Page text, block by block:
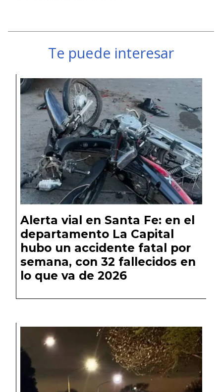
Te puede interesar
Alerta vial en Santa Fe: en el
departamento La Capital
hubo un accidente fatal por
semana, con 32 fallecidos en
lo que va de 2026